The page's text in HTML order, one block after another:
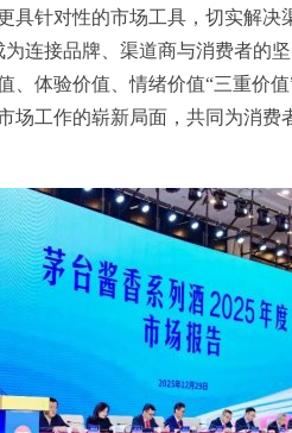
具针对性的市场工具，切实解
连接品牌、渠道商与消费者的
体验价值、情绪价值“三重价
工作的崭新局面，共同为消